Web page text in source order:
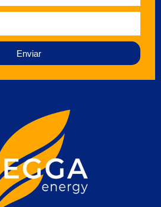
Enviar